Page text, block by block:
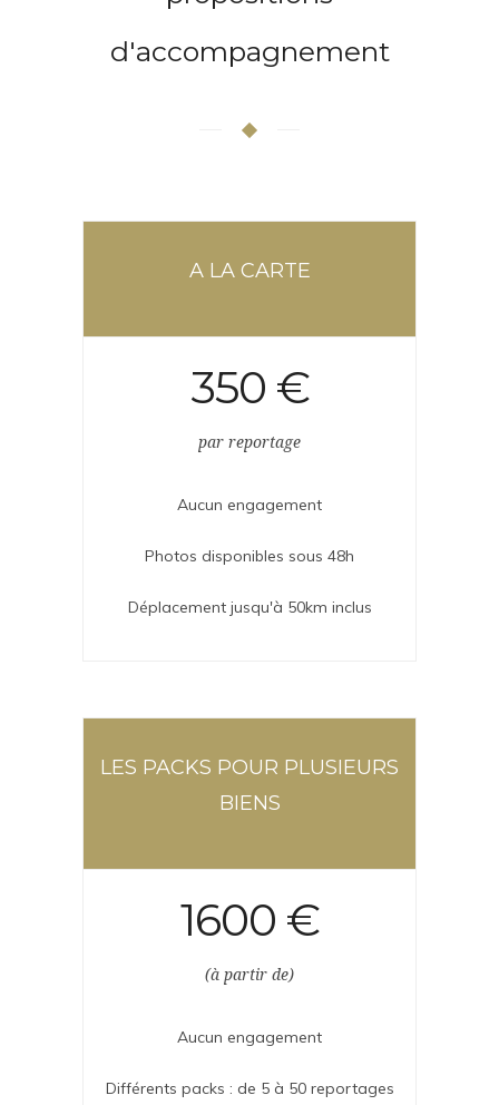
d'accompagnement
A LA CARTE
350 €
par reportage
Aucun engagement
Photos disponibles sous 48h
Déplacement jusqu'à 50km inclus
LES PACKS POUR PLUSIEURS
BIENS
1600 €
(à partir de)
Aucun engagement
Différents packs : de 5 à 50 reportages